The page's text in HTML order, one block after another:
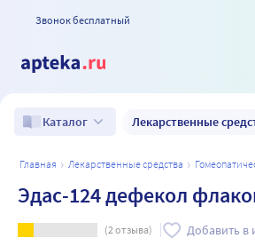
Звонок бесплатный
Каталог Лекарственные
главная лекарственные средства
Эдас-124 дефекол
(2отзыва) Добавить в